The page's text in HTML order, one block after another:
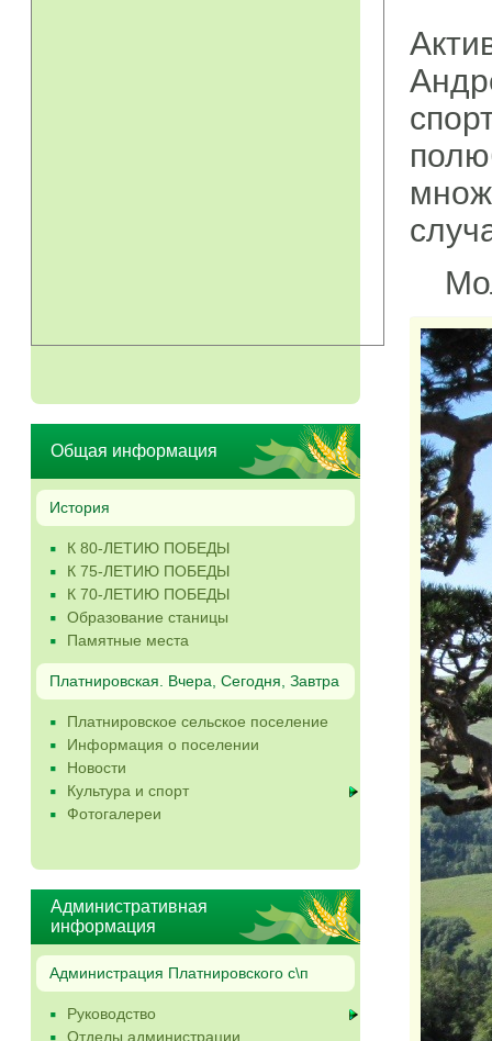
Общая информация
История
К 80-ЛЕТИЮ ПОБЕДЫ
К 75-ЛЕТИЮ ПОБЕДЫ
К 70-ЛЕТИЮ ПОБЕДЫ
Образование станицы
Памятные места
Платнировская. Вчера, Сегодня, Завтра
Платнировское сельское поселение
Информация о поселении
Новости
Культура и спорт
Фотогалереи
Административная
информация
Администрация Платнировского с\п
Руководство
Отделы администрации